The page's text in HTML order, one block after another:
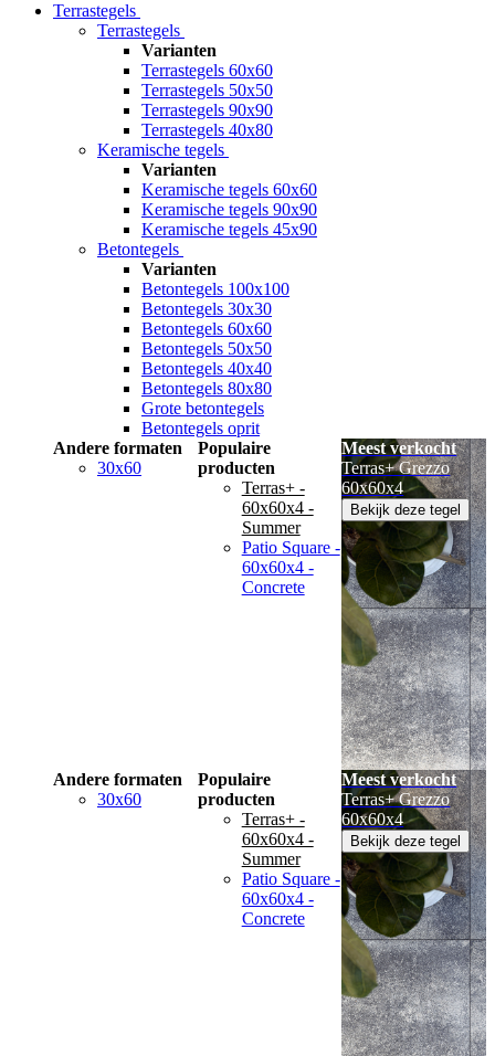
Terrastegels
Terrastegels
Varianten
Terrastegels 60x60
Terrastegels 50x50
Terrastegels 90x90
Terrastegels 40x80
Keramische tegels
Varianten
Keramische tegels 60x60
Keramische tegels 90x90
Keramische tegels 45x90
Betontegels
Varianten
Betontegels 100x100
Betontegels 30x30
Betontegels 60x60
Betontegels 50x50
Betontegels 40x40
Betontegels 80x80
Grote betontegels
Betontegels oprit
Andere formaten
30x60
Populaire
producten
Terras+ -
60x60x4 -
Summer
Patio Square -
60x60x4 -
Concrete
Meest verkocht
Terras+ Grezzo
60x60x4
Bekijk deze tegel
Andere formaten
30x60
Populaire
producten
Terras+ -
60x60x4 -
Summer
Patio Square -
60x60x4 -
Concrete
Meest verkocht
Terras+ Grezzo
60x60x4
Bekijk deze tegel